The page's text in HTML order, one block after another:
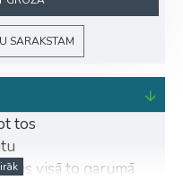
SARAKSTAM
tos
visā to garumā